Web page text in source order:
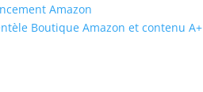
Amazon
Boutique Amazon et contenu A+